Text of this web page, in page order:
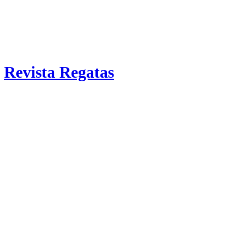
Revista Regatas